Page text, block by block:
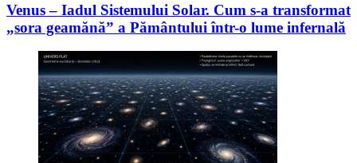
Venus – Iadul Sistemului Solar. Cum s-a transformat
„sora geamănă” a Pământului într-o lume infernală